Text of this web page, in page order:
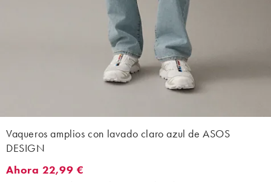
Vaqueros amplios con lavado claro azul de ASOS
DESIGN
Ahora 22,99 €. Mejor precio en últimos 30 días 21,99 € (+5%).
Ahora 22,99 €